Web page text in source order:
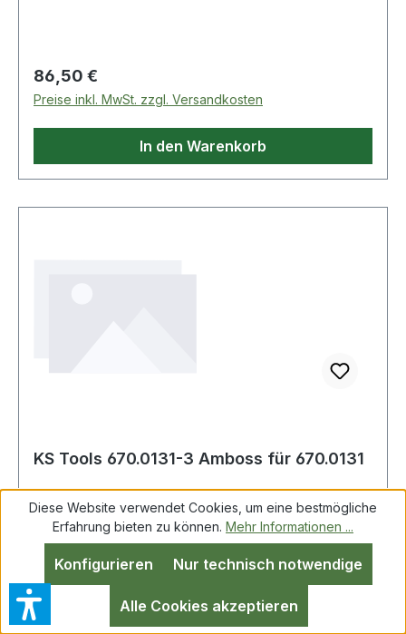
Regulärer Preis:
86,50 €
Preise inkl. MwSt. zzgl. Versandkosten
In den Warenkorb
KS Tools 670.0131-3 Amboss für 670.0131
KS Tools 670.0131-3 Amboss für 670.0131
Weitere Produkte im Bereich Amboss für
670.0131
Diese Website verwendet Cookies, um eine bestmögliche
Erfahrung bieten zu können. Mehr Informationen ...
Nur technisch notwendige
Konfigurieren
Alle Cookies akzeptieren